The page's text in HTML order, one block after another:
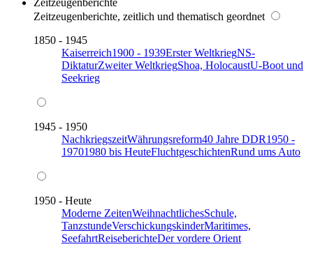
Zeitzeugenberichte
Zeitzeugenberichte, zeitlich und thematisch geordnet
1850 - 1945
Kaiserreich1900 - 1939Erster WeltkriegNS-
DiktaturZweiter WeltkriegShoa, HolocaustU-Boot und
Seekrieg
1945 - 1950
NachkriegszeitWährungsreform40 Jahre DDR1950 -
19701980 bis HeuteFluchtgeschichtenRund ums Auto
1950 - Heute
Moderne ZeitenWeihnachtlichesSchule,
TanzstundeVerschickungskinderMaritimes,
SeefahrtReiseberichteDer vordere Orient